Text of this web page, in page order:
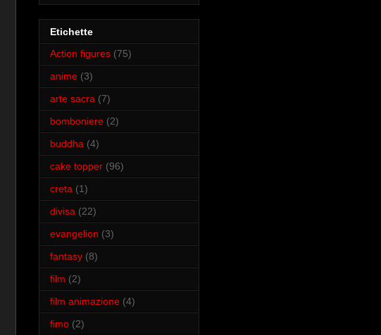
Etichette
Action figures (75)
anime (3)
arte sacra (7)
bomboniere (2)
buddha (4)
cake topper (96)
creta (1)
divisa (22)
evangelion (3)
fantasy (8)
film (2)
film animazione (4)
fimo (2)